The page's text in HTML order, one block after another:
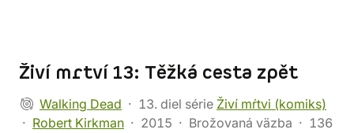
Živí mrtví 13: Těžká cesta zpět
Walking Dead 13. diel série Živí mŕtvi (komiks)
Robert Kirkman
2015 Brožovaná väzba
136